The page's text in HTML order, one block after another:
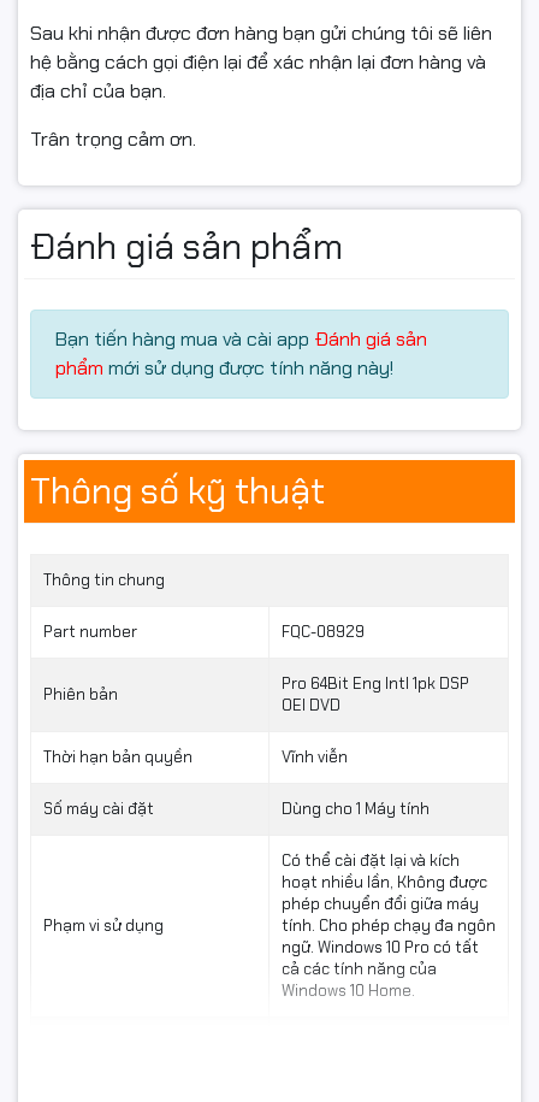
2. Hỗ trợ làm việc từ xa
Phiên bản Pro được trang bị:
Remote Desktop
Azure Active Directory
Domain Join
Group Policy Management
Hyper-V Virtualization
Đây là những tính năng quan trọng đối với doanh
3. Hiệu suất ổn định
Windows 10 Pro mang lại:
Khởi động nhanh.
Tương thích với nhiều phần mềm kế toán, văn phòng,
Hoạt động ổn định trên cả máy tính mới và cũ.
Sau khi nhận được đơn hàng bạn gửi chúng tôi sẽ liên
hệ bằng cách gọi điện lại để xác nhận lại đơn hàng và
địa chỉ của bạn.
Trân trọng cảm ơn.
Đánh giá sản phẩm
Bạn tiến hàng mua và cài app Đánh giá sản
phẩm mới sử dụng được tính năng này!
Thông số kỹ thuật
Thông tin chung
Part number FQC-08929
Phiên bản
Pro 64Bit Eng Intl 1pk DSP
OEI DVD
Thời hạn bản quyền Vĩnh viễn
Số máy cài đặt Dùng cho 1 Máy tính
Phạm vi sử dụng
Có thể cài đặt lại và kích
hoạt nhiều lần, Không được
phép chuyển đổi giữa máy
tính. Cho phép chạy đa ngôn
ngữ. Windows 10 Pro có tất
cả các tính năng của
Windows 10 Home.